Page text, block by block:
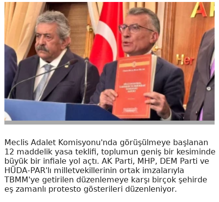
Meclis Adalet Komisyonu'nda görüşülmeye başlanan
12 maddelik yasa teklifi, toplumun geniş bir kesiminde
büyük bir infiale yol açtı. AK Parti, MHP, DEM Parti ve
HÜDA-PAR'lı milletvekillerinin ortak imzalarıyla
TBMM'ye getirilen düzenlemeye karşı birçok şehirde
eş zamanlı protesto gösterileri düzenleniyor.